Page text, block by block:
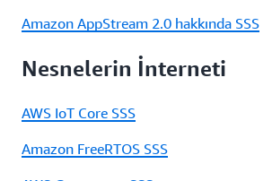
Amazon AppStream 2.0 hakkında SSS
Nesnelerin İnterneti
AWS IoT Core SSS
Amazon FreeRTOS SSS